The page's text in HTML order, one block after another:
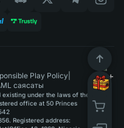
Play Policy
саясаты
under the laws of the
office at 50 Princes
Registered address: